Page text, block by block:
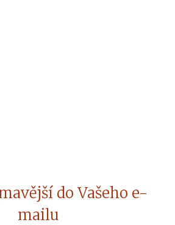
do Vašeho e-
mailu